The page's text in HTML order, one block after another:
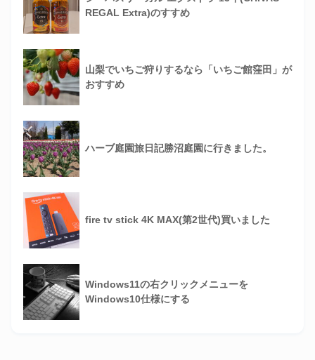
REGAL Extra)のすすめ
山梨でいちご狩りするなら「いちご館窪田」が
おすすめ
ハーブ庭園旅日記勝沼庭園に行きました。
fire tv stick 4K MAX(第2世代)買いました
Windows11の右クリックメニューを
Windows10仕様にする